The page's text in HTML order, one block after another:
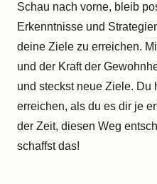
Schau nach vorne, bleib
Erkenntnisse und
deine Ziele zu erreichen.
und der Kraft der
und steckst neue Ziele. Du
erreichen, als du es dir je
der Zeit, diesen Weg
schaffst das!